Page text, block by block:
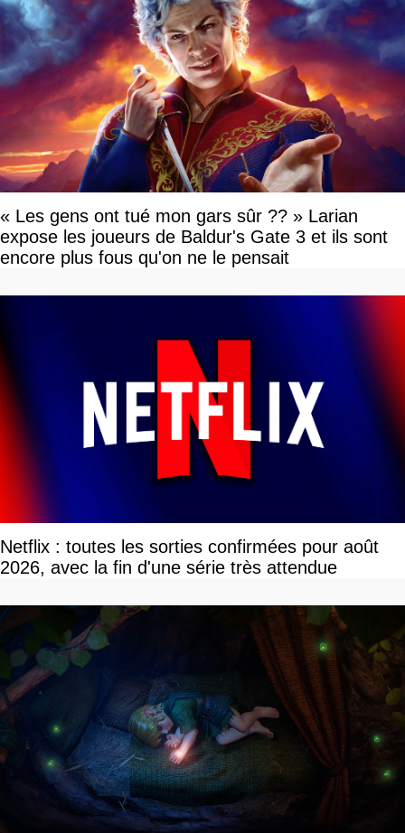
« Les gens ont tué mon gars sûr ?? » Larian
expose les joueurs de Baldur's Gate 3 et ils sont
encore plus fous qu'on ne le pensait
Netflix : toutes les sorties confirmées pour août
2026, avec la fin d'une série très attendue